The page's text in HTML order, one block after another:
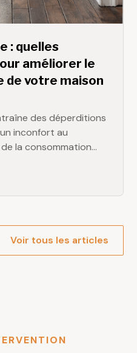
: quelles
améliorer le
votre maison
des déperditions
inconfort au
la consommation
améliorer le
Seine-Maritime. Voici
Voir tous les articles